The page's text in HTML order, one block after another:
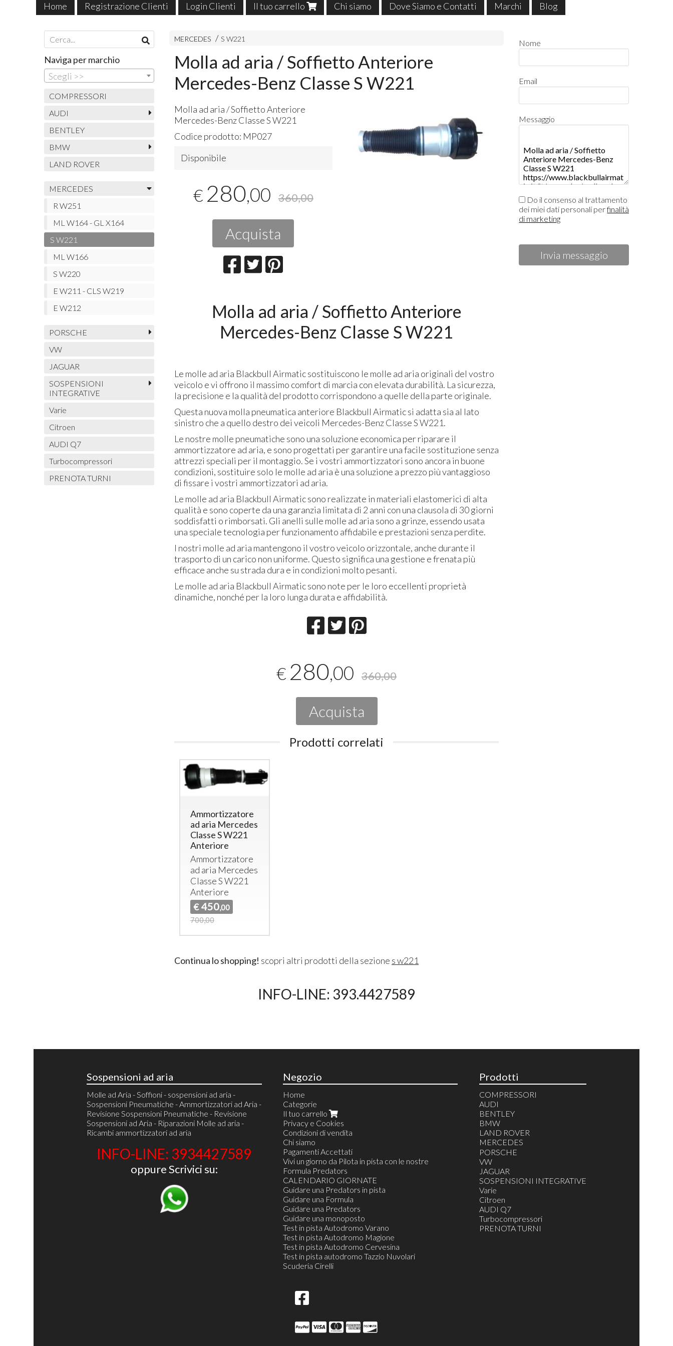
Home Registrazione Clienti Login Clienti Il tuo carrello Chi siamo Dove Siamo e Contatti Marchi
Blog
MERCEDES S W221
Molla ad aria / Soffietto Anteriore
Mercedes-Benz Classe S W221
Molla ad aria / Soffietto Anteriore
Mercedes-Benz Classe S W221
Codice prodotto: MP027
Disponibile
€ 280,00 360,00
Acquista
Molla ad aria / Soffietto Anteriore
Mercedes-Benz Classe S W221
Le molle ad aria Blackbull Airmatic sostituiscono le molle ad aria originali del vostro
veicolo e vi offrono il massimo comfort di marcia con elevata durabilità. La sicurezza,
la precisione e la qualità del prodotto corrispondono a quelle della parte originale.
Questa nuova molla pneumatica anteriore Blackbull Airmatic si adatta sia al lato
sinistro che a quello destro dei veicoli Mercedes-Benz Classe S W221.
Le nostre molle pneumatiche sono una soluzione economica per riparare il
ammortizzatore ad aria, e sono progettati per garantire una facile sostituzione senza
attrezzi speciali per il montaggio. Se i vostri ammortizzatori sono ancora in buone
condizioni, sostituire solo le molle ad aria è una soluzione a prezzo più vantaggioso
di fissare i vostri ammortizzatori ad aria.
Le molle ad aria Blackbull Airmatic sono realizzate in materiali elastomerici di alta
qualità e sono coperte da una garanzia limitata di 2 anni con una clausola di 30 giorni
soddisfatti o rimborsati. Gli anelli sulle molle ad aria sono a grinze, essendo usata
una speciale tecnologia per funzionamento affidabile e prestazioni senza perdite.
I nostri molle ad aria mantengono il vostro veicolo orizzontale, anche durante il
trasporto di un carico non uniforme. Questo significa una gestione e frenata più
efficace anche su strada dura e in condizioni molto pesanti.
Le molle ad aria Blackbull Airmatic sono note per le loro eccellenti proprietà
dinamiche, nonché per la loro lunga durata e affidabilità.
€ 280,00 360,00
Acquista
Prodotti correlati
Ammortizzatore
ad aria Mercedes
Classe S W221
Anteriore
Ammortizzatore
ad aria Mercedes
Classe S W221
Anteriore
€ 450,00
700,00
Continua lo shopping! scopri altri prodotti della sezione s w221
INFO-LINE: 393.4427589
Naviga per marchio
Scegli >>
COMPRESSORI
AUDI
BENTLEY
BMW
LAND ROVER
MERCEDES
R W251
ML W164 - GL X164
S W221
ML W166
S W220
E W211 - CLS W219
E W212
PORSCHE
VW
JAGUAR
SOSPENSIONI
INTEGRATIVE
Varie
Citroen
AUDI Q7
Turbocompressori
PRENOTA TURNI
Nome
Email
Messaggio
Do il consenso al trattamento
dei miei dati personali perfinalità
di marketing
Invia messaggio
Sospensioni ad aria
Molle ad Aria - Soffioni - sospensioni ad aria -
Sospensioni Pneumatiche - Ammortizzatori ad Aria -
Revisione Sospensioni Pneumatiche - Revisione
Sospensioni ad Aria - Riparazioni Molle ad aria -
Ricambi ammortizzatori ad aria
INFO-LINE: 3934427589
oppure Scrivici su:
Negozio
Home
Categorie
Il tuo carrello
Privacy e Cookies
Condizioni di vendita
Chi siamo
Pagamenti Accettati
Vivi un giorno da Pilota in pista con le nostre
Formula Predators
CALENDARIO GIORNATE
Guidare una Predators in pista
Guidare una Formula
Guidare una Predators
Guidare una monoposto
Test in pista Autodromo Varano
Test in pista Autodromo Magione
Test in pista Autodromo Cervesina
Test in pista autodromo Tazzio Nuvolari
Scuderia Cirelli
Prodotti
COMPRESSORI
AUDI
BENTLEY
BMW
LAND ROVER
MERCEDES
R W251
ML W164 - GL X164
S W221
ML W166
S W220
E W211 - CLS W219
E W212
PORSCHE
VW
JAGUAR
SOSPENSIONI INTEGRATIVE
Varie
Citroen
AUDI Q7
Turbocompressori
PRENOTA TURNI